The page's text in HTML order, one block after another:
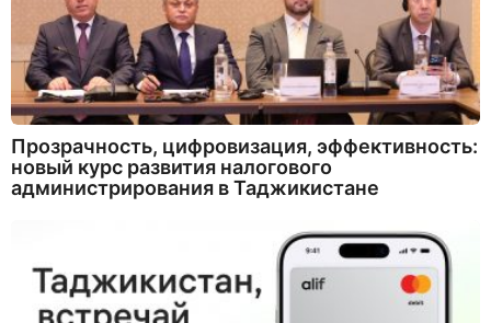
Прозрачность, цифровизация, эффективность:
новый курс развития налогового
администрирования в Таджикистане